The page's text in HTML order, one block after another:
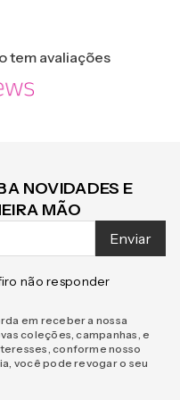
tem avaliações
NOVIDADES E
MÃO
Enviar
não responder
em receber a nossa
coleções, campanhas, e
conforme nosso
você pode revogar o seu